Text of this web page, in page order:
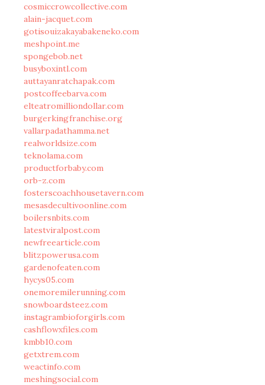
cosmiccrowcollective.com
alain-jacquet.com
gotisouizakayabakeneko.com
meshpoint.me
spongebob.net
busyboxintl.com
auttayanratchapak.com
postcoffeebarva.com
elteatromilliondollar.com
burgerkingfranchise.org
vallarpadathamma.net
realworldsize.com
teknolama.com
productforbaby.com
orb-z.com
fosterscoachhousetavern.com
mesasdecultivoonline.com
boilersnbits.com
latestviralpost.com
newfreearticle.com
blitzpowerusa.com
gardenofeaten.com
hycys05.com
onemoremilerunning.com
snowboardsteez.com
instagrambioforgirls.com
cashflowxfiles.com
kmbb10.com
getxtrem.com
weactinfo.com
meshingsocial.com